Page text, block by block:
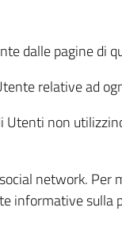
dalle pagine di
relative ad
Utenti non
network. Per
informative sulla